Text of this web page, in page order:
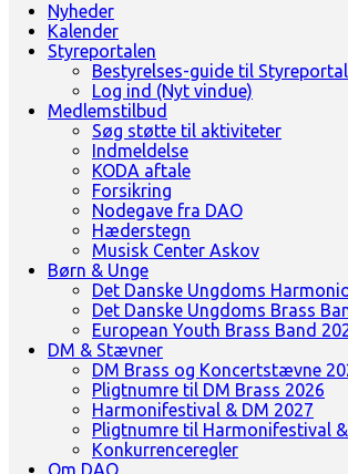
Dansk Amatør Orkesterforbund -
Landsorganisation for
Nyheder
Kalender
Styreportalen
Bestyrelses-guide til
Log ind (Nyt vindue)
Medlemstilbud
Søg støtte til aktiviteter
Indmeldelse
KODA aftale
Forsikring
Nodegave fra DAO
Hæderstegn
Musisk Center Askov
Børn & Unge
Det Danske Ungdoms
Det Danske Ungdoms Brass
European Youth Brass Band
DM & Stævner
DM Brass og Koncertstævne
Pligtnumre til DM Brass 2026
Harmonifestival & DM 2027
Pligtnumre til Harmonifestival
Konkurrenceregler
Om DAO